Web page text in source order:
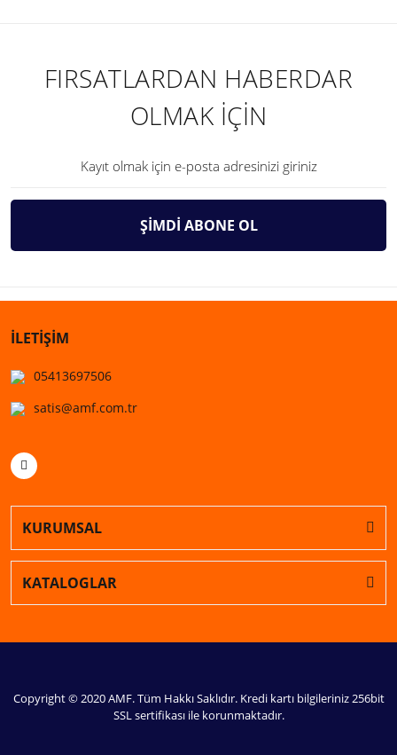
FIRSATLARDAN HABERDAR
OLMAK İÇİN
ŞİMDİ ABONE OL
İLETİŞİM
05413697506
satis@amf.com.tr
KURUMSAL
KATALOGLAR
Copyright © 2020 AMF. Tüm Hakkı Saklıdır. Kredi kartı bilgileriniz 256bit
SSL sertifikası ile korunmaktadır.